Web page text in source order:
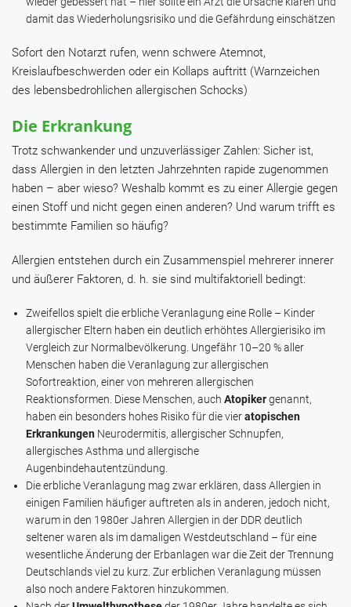
damit das Wiederholungsrisiko und die Gefährdung einschätzen
Sofort den Notarzt rufen, wenn schwere Atemnot,
Kreislaufbeschwerden oder ein Kollaps auftritt (Warnzeichen
des lebensbedrohlichen allergischen Schocks)
Die Erkrankung
Trotz schwankender und unzuverlässiger Zahlen: Sicher ist,
dass Allergien in den letzten Jahrzehnten rapide zugenommen
haben – aber wieso? Weshalb kommt es zu einer Allergie gegen
einen Stoff und nicht gegen einen anderen? Und warum trifft es
bestimmte Familien so häufig?
Allergien entstehen durch ein Zusammenspiel mehrerer innerer
und äußerer Faktoren, d. h. sie sind multifaktoriell bedingt:
Zweifellos spielt die erbliche Veranlagung eine Rolle – Kinder
allergischer Eltern haben ein deutlich erhöhtes Allergierisiko im
Vergleich zur Normalbevölkerung. Ungefähr 10–20 % aller
Menschen haben die Veranlagung zur allergischen
Sofortreaktion, einer von mehreren allergischen
Reaktionsformen. Diese Menschen, auch Atopikergenannt,
haben ein besonders hohes Risiko für die vieratopischen
ErkrankungenNeurodermitis, allergischer Schnupfen,
allergisches Asthma und allergische
Augenbindehautentzündung.
Die erbliche Veranlagung mag zwar erklären, dass Allergien in
einigen Familien häufiger auftreten als in anderen, jedoch nicht,
warum in den 1980er Jahren Allergien in der DDR deutlich
seltener waren als im damaligen Westdeutschland – für eine
wesentliche Änderung der Erbanlagen war die Zeit der Trennung
Deutschlands viel zu kurz. Zur erblichen Veranlagung müssen
also noch andere Faktoren hinzukommen.